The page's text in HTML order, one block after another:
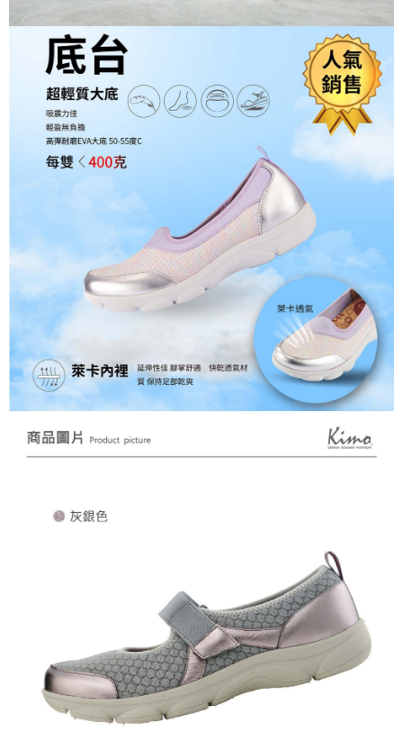
請求用戶進行身份認證。
５．嚴禁一人註冊多個帳號或使用他人資訊註冊。若發現惡意使用之情形，
恩沛科技股份有限公司將有權停止該用戶之使用額度並採取法律行動。